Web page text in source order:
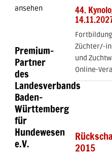
ansehen
Premium-
Partner
des
Landesverbands
Baden-
Württemberg
für
Hundewesen
e.V.
44.
Züchter/-
und
Online-
2015